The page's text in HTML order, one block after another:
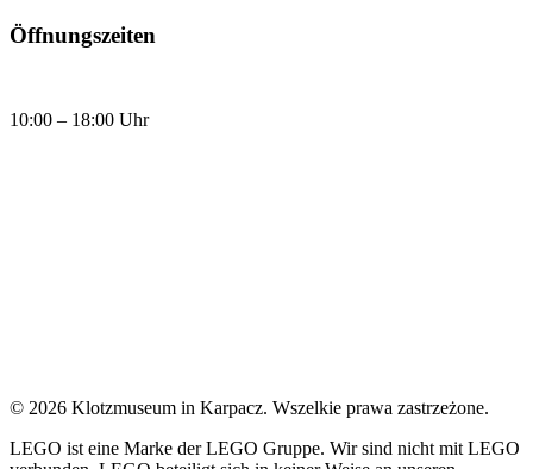
Öffnungszeiten
10:00 – 18:00 Uhr
© 2026 Klotzmuseum in Karpacz. Wszelkie prawa zastrzeżone.
LEGO ist eine Marke der LEGO Gruppe. Wir sind nicht mit LEGO